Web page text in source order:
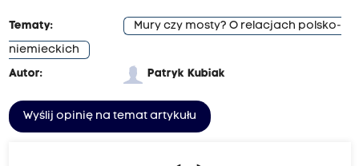
Tematy:
Mury czy mosty? O relacjach polsko-
niemieckich
Autor:
Patryk Kubiak
Wyślij opinię na temat artykułu